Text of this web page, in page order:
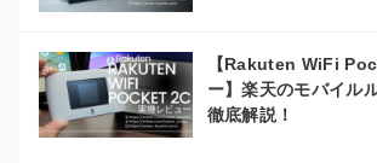
【Rakuten WiFi
ー】楽天のモバイル
徹底解説！